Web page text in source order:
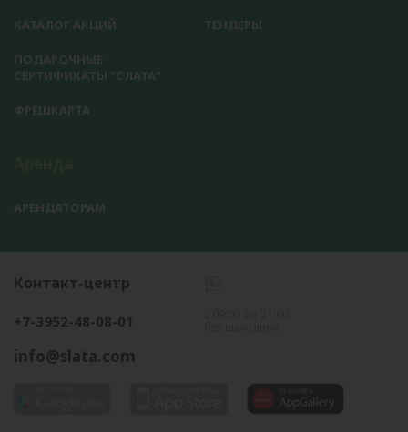
КАТАЛОГ АКЦИЙ
ПОДАРОЧНЫЕ
СЕРТИФИКАТЫ "СЛАТА"
ФРЕШКАРТА
ТЕНДЕРЫ
АРЕНДАТОРАМ
Контакт-центр
+7-3952-48-08-01
info@slata.com